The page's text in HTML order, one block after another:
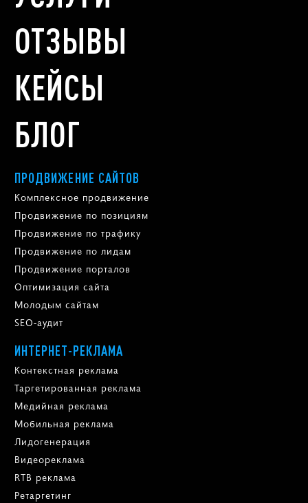
ОТЗЫВЫ
КЕЙСЫ
БЛОГ
ПРОДВИЖЕНИЕ САЙТОВ
Комплексное продвижение
Продвижение по позициям
Продвижение по трафику
Продвижение по лидам
Продвижение порталов
Оптимизация сайта
Молодым сайтам
SEO-аудит
ИНТЕРНЕТ-РЕКЛАМА
Контекстная реклама
Таргетированная реклама
Медийная реклама
Мобильная реклама
Лидогенерация
Видеореклама
RTB реклама
Ретаргетинг